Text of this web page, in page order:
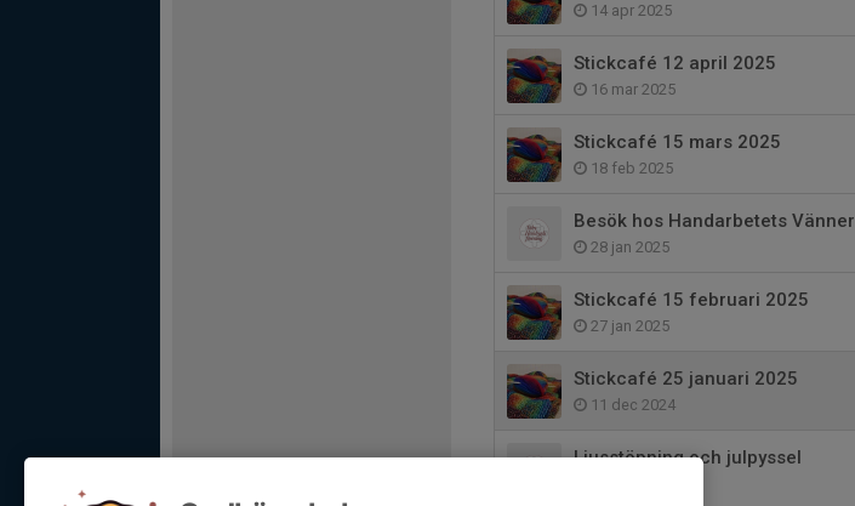
14 apr 2025
Stickcafé 12 april 2025
16 mar 2025
Stickcafé 15 mars 2025
18 feb 2025
Besök hos Handarbetets Vänner
28 jan 2025
Stickcafé 15 februari 2025
27 jan 2025
Stickcafé 25 januari 2025
11 dec 2024
Ljusstöpning och julpyssel